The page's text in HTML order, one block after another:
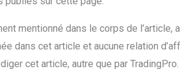
mentionné dans le corps de l’article,
dans cet article et aucune relation
cet article, autre que par TradingPro.